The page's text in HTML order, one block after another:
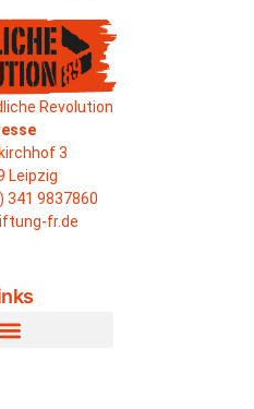
Revolution
3
Leipzig
341 9837860
fr.de